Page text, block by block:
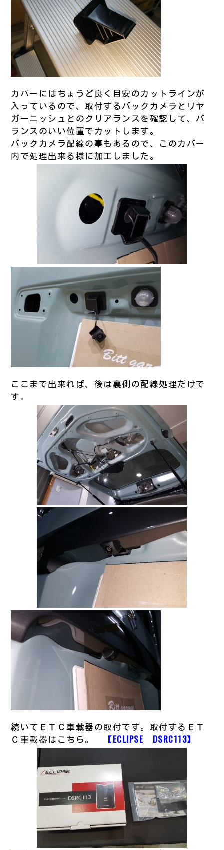
カバーにはちょうど良く目安のカットラインが
入っているので、取付するバックカメラとリヤ
ガーニッシュとのクリアランスを確認して、バ
ランスのいい位置でカットします。
バックカメラ配線の事もあるので、このカバー
内で処理出来る様に加工しました。
ここまで出来れば、後は裏側の配線処理だけで
す。
続いてＥＴＣ車載器の取付です。取付するＥＴ
Ｃ車載器はこちら。
【ECLIPSE DSRC113】